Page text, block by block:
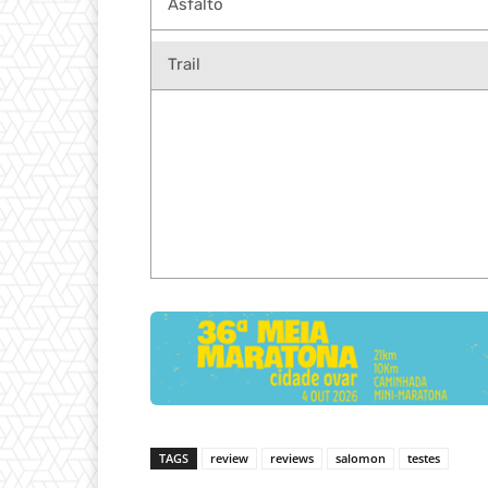
Asfalto
Trail
TAGS review reviews salomon testes